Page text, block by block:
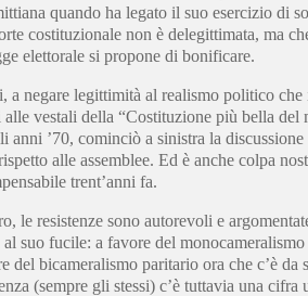
quando ha legato il suo esercizio di
costituzionale non è delegittimata, ma
elettorale si propone di bonificare.
a negare legittimità al realismo politico
vestali della “Costituzione più bella
anni ’70, cominciò a sinistra la
alle assemblee. Ed è anche colpa
trent’anni fa.
le resistenze sono autorevoli e
al suo fucile: a favore del
del bicameralismo paritario ora che c’è da
(sempre gli stessi) c’è tuttavia una